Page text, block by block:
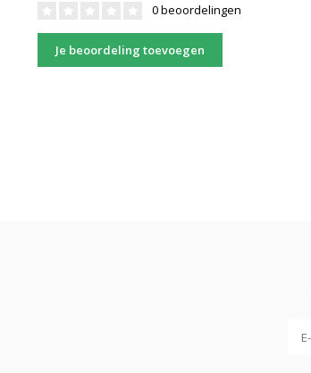
0 beoordelingen
Je beoordeling toevoegen